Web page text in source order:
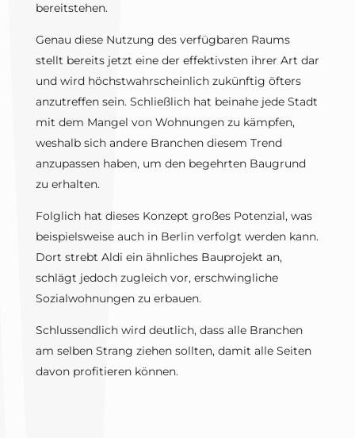
bereitstehen.
Genau diese Nutzung des verfügbaren Raums
stellt bereits jetzt eine der effektivsten ihrer Art dar
und wird höchstwahrscheinlich zukünftig öfters
anzutreffen sein. Schließlich hat beinahe jede Stadt
mit dem Mangel von Wohnungen zu kämpfen,
weshalb sich andere Branchen diesem Trend
anzupassen haben, um den begehrten Baugrund
zu erhalten.
Folglich hat dieses Konzept großes Potenzial, was
beispielsweise auch in Berlin verfolgt werden kann.
Dort strebt Aldi ein ähnliches Bauprojekt an,
schlägt jedoch zugleich vor, erschwingliche
Sozialwohnungen zu erbauen.
Schlussendlich wird deutlich, dass alle Branchen
am selben Strang ziehen sollten, damit alle Seiten
davon profitieren können.